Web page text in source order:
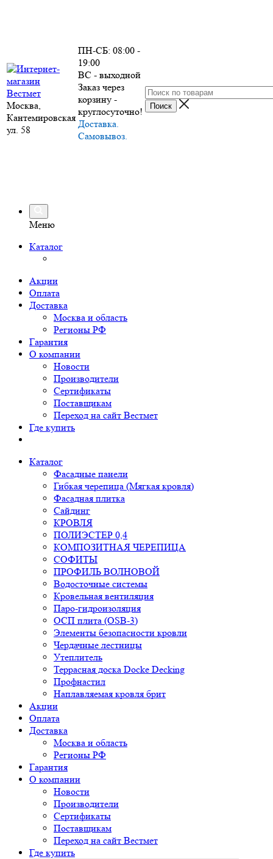
Москва,
Кантемировская
ул. 58
ПН-СБ: 08:00 -
19:00
ВС - выходной
Заказ через
корзину -
круглосуточно!
Доставка.
Самовывоз.
Меню
Каталог
Акции
Оплата
Доставка
Москва и область
Регионы РФ
Гарантия
О компании
Новости
Производители
Сертификаты
Поставщикам
Переход на сайт Вестмет
Где купить
Каталог
Фасадные панели
Гибкая черепица (Мягкая кровля)
Фасадная плитка
Сайдинг
КРОВЛЯ
ПОЛИЭСТЕР 0,4
КОМПОЗИТНАЯ ЧЕРЕПИЦА
СОФИТЫ
ПРОФИЛЬ ВОЛНОВОЙ
Водосточные системы
Кровельная вентиляция
Паро-гидроизоляция
ОСП плита (OSB-3)
Элементы безопасности кровли
Чердачные лестницы
Утеплитель
Террасная доска Docke Decking
Профнастил
Наплавляемая кровля брит
Акции
Оплата
Доставка
Москва и область
Регионы РФ
Гарантия
О компании
Новости
Производители
Сертификаты
Поставщикам
Переход на сайт Вестмет
Где купить